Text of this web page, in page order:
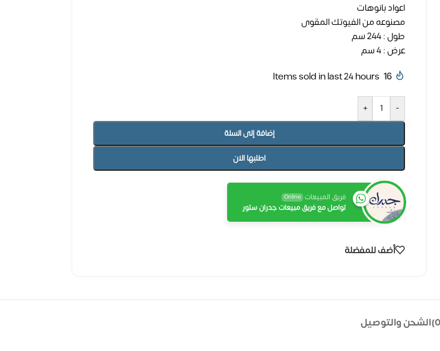
اعواد بانوهات
مصنوعه من الفيوتك المقوى
طول : 244 سم
عرض : 4 سم
16
Items sold in last 24 hours
-
+
إضافة إلى السلة
اطلبها الان
فريق المبيعات Online
تواصل مع فريق مبيعات جدران ستور
أضف للمفضلة
الشحن والتوصيل